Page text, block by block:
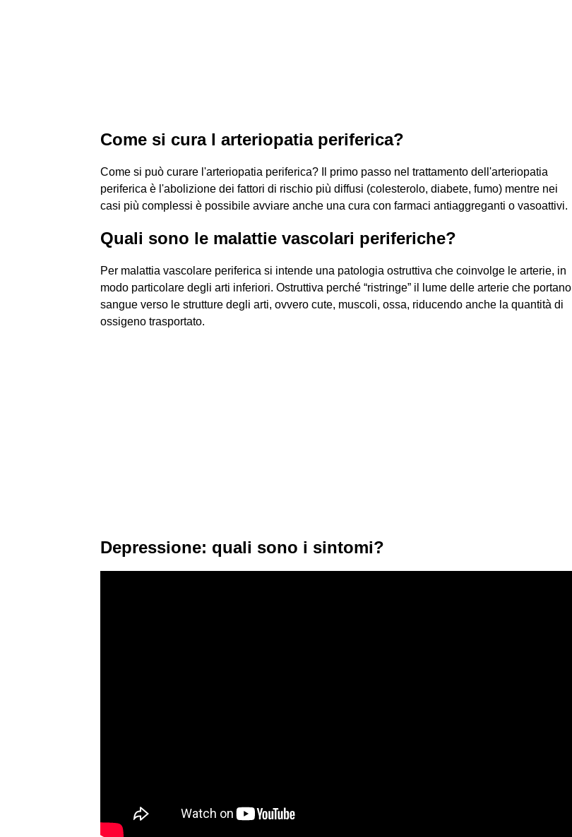
Come si cura l arteriopatia periferica?
Come si può curare l'arteriopatia periferica? Il primo passo nel trattamento dell'arteriopatia
periferica è l'abolizione dei fattori di rischio più diffusi (colesterolo, diabete, fumo) mentre nei
casi più complessi è possibile avviare anche una cura con farmaci antiaggreganti o vasoattivi.
Quali sono le malattie vascolari periferiche?
Per malattia vascolare periferica si intende una patologia ostruttiva che coinvolge le arterie, in
modo particolare degli arti inferiori. Ostruttiva perché “ristringe” il lume delle arterie che portano
sangue verso le strutture degli arti, ovvero cute, muscoli, ossa, riducendo anche la quantità di
ossigeno trasportato.
Depressione: quali sono i sintomi?